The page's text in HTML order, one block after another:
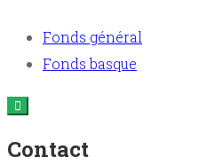
Fonds général
Fonds basque
Contact